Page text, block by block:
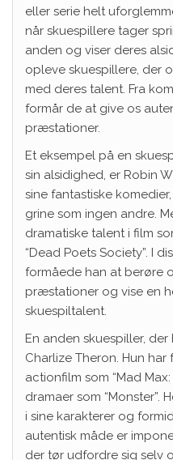
eller serie helt
når skuespillere tager
anden og viser deres
opleve skuespillere, der
med deres talent. Fra
formår de at give os
præstationer.
Et eksempel på en
sin alsidighed, er Robin
sine fantastiske
grine som ingen andre.
dramatiske talent i film
“Dead Poets Society”. I
formåede han at berøre
præstationer og vise en
skuespiltalent.
En anden skuespiller,
Charlize Theron. Hun
actionfilm som “Mad
dramaer som “Monster”.
i sine karakterer og
autentisk måde er
der tør udfordre sig selv